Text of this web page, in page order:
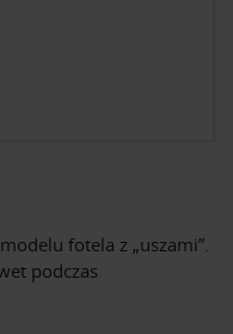
fotela z „uszami”.
podczas